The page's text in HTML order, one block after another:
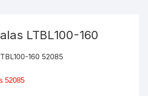
LTBL100-160
160 52085
52085